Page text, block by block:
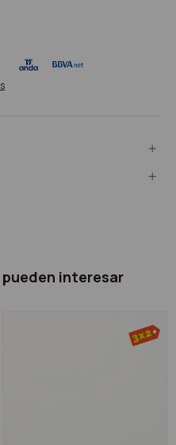
interesar